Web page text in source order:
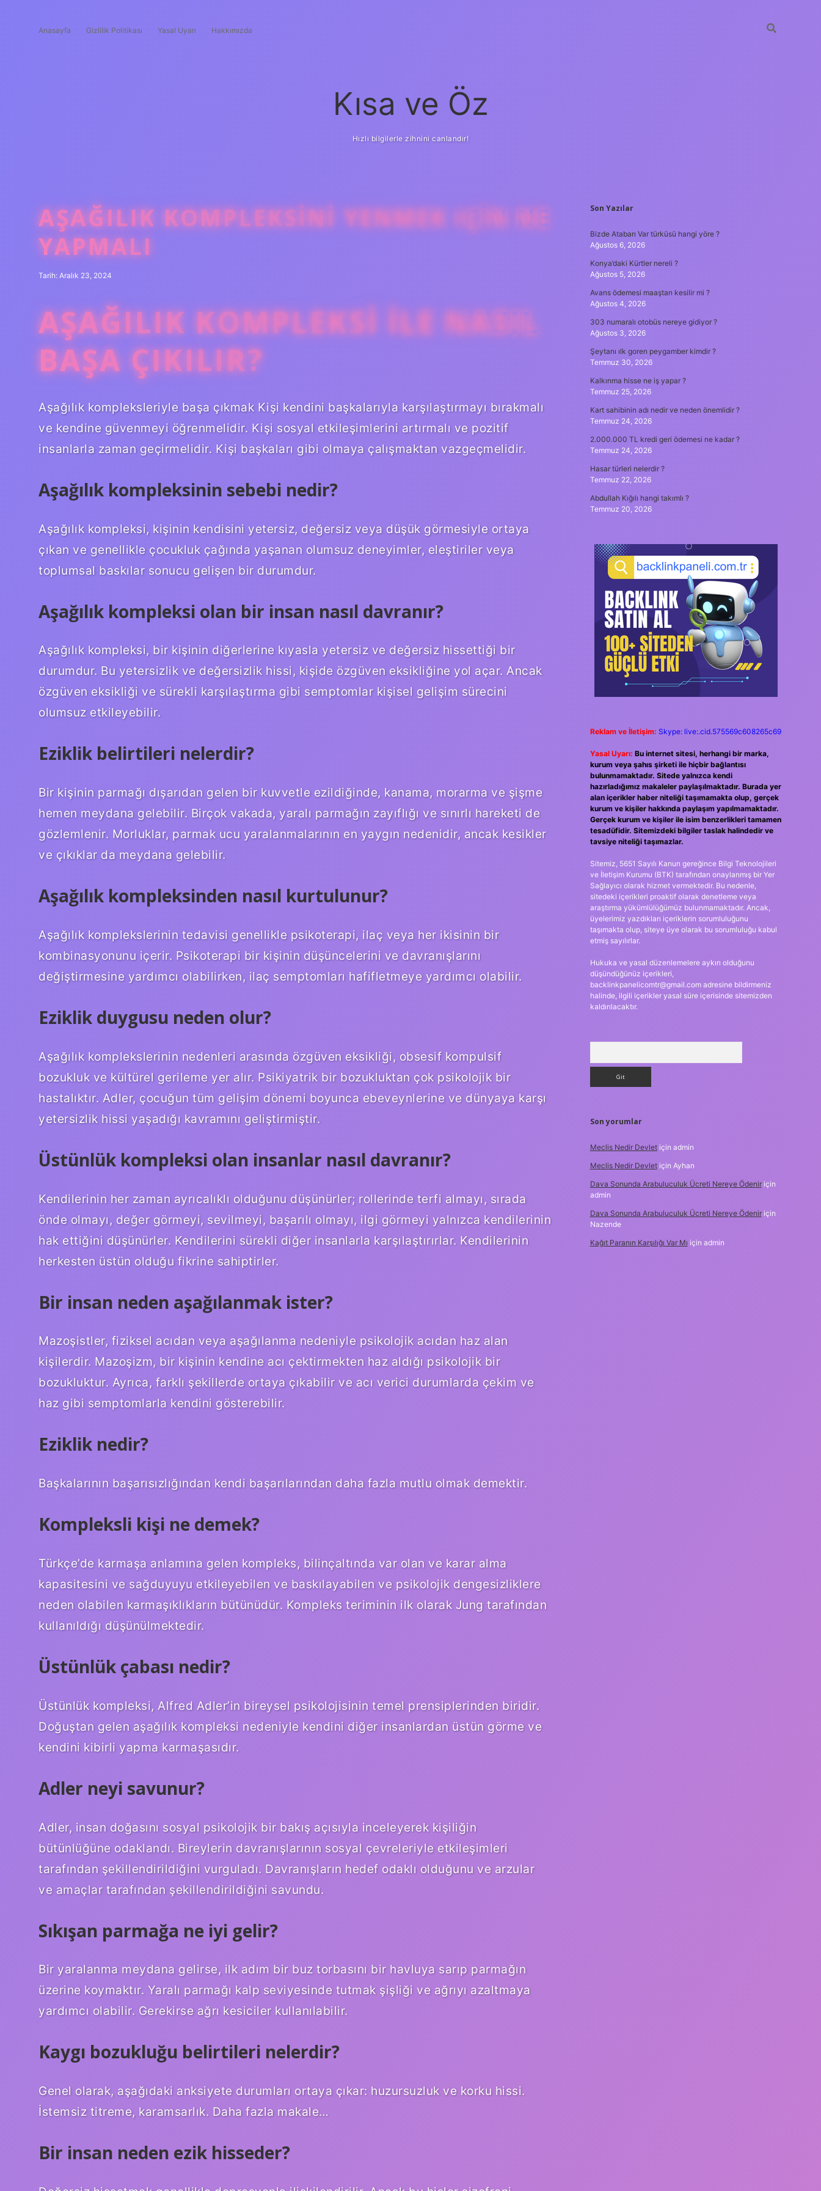
Anasayfa Gizlilik Politikası Yasal Uyarı Hakkımızda
Kısa ve Öz
Hızlı bilgilerle zihnini canlandır!
AŞAĞILIK KOMPLEKSINI YENMEK IÇIN NE
YAPMALI
Tarih: Aralık 23, 2024
AŞAĞILIK KOMPLEKSI ILE NASIL
BAŞA ÇIKILIR?
Aşağılık kompleksleriyle başa çıkmak Kişi kendini başkalarıyla karşılaştırmayı bırakmalı
ve kendine güvenmeyi öğrenmelidir. Kişi sosyal etkileşimlerini artırmalı ve pozitif
insanlarla zaman geçirmelidir. Kişi başkaları gibi olmaya çalışmaktan vazgeçmelidir.
Aşağılık kompleksinin sebebi nedir?
Aşağılık kompleksi, kişinin kendisini yetersiz, değersiz veya düşük görmesiyle ortaya
çıkan ve genellikle çocukluk çağında yaşanan olumsuz deneyimler, eleştiriler veya
toplumsal baskılar sonucu gelişen bir durumdur.
Aşağılık kompleksi olan bir insan nasıl davranır?
Aşağılık kompleksi, bir kişinin diğerlerine kıyasla yetersiz ve değersiz hissettiği bir
durumdur. Bu yetersizlik ve değersizlik hissi, kişide özgüven eksikliğine yol açar. Ancak
özgüven eksikliği ve sürekli karşılaştırma gibi semptomlar kişisel gelişim sürecini
olumsuz etkileyebilir.
Eziklik belirtileri nelerdir?
Bir kişinin parmağı dışarıdan gelen bir kuvvetle ezildiğinde, kanama, morarma ve şişme
hemen meydana gelebilir. Birçok vakada, yaralı parmağın zayıflığı ve sınırlı hareketi de
gözlemlenir. Morluklar, parmak ucu yaralanmalarının en yaygın nedenidir, ancak kesikler
ve çıkıklar da meydana gelebilir.
Aşağılık kompleksinden nasıl kurtulunur?
Aşağılık komplekslerinin tedavisi genellikle psikoterapi, ilaç veya her ikisinin bir
kombinasyonunu içerir. Psikoterapi bir kişinin düşüncelerini ve davranışlarını
değiştirmesine yardımcı olabilirken, ilaç semptomları hafifletmeye yardımcı olabilir.
Eziklik duygusu neden olur?
Aşağılık komplekslerinin nedenleri arasında özgüven eksikliği, obsesif kompulsif
bozukluk ve kültürel gerileme yer alır. Psikiyatrik bir bozukluktan çok psikolojik bir
hastalıktır. Adler, çocuğun tüm gelişim dönemi boyunca ebeveynlerine ve dünyaya karşı
yetersizlik hissi yaşadığı kavramını geliştirmiştir.
Üstünlük kompleksi olan insanlar nasıl davranır?
Kendilerinin her zaman ayrıcalıklı olduğunu düşünürler; rollerinde terfi almayı, sırada
önde olmayı, değer görmeyi, sevilmeyi, başarılı olmayı, ilgi görmeyi yalnızca kendilerinin
hak ettiğini düşünürler. Kendilerini sürekli diğer insanlarla karşılaştırırlar. Kendilerinin
herkesten üstün olduğu fikrine sahiptirler.
Bir insan neden aşağılanmak ister?
Mazoşistler, fiziksel acıdan veya aşağılanma nedeniyle psikolojik acıdan haz alan
kişilerdir. Mazoşizm, bir kişinin kendine acı çektirmekten haz aldığı psikolojik bir
bozukluktur. Ayrıca, farklı şekillerde ortaya çıkabilir ve acı verici durumlarda çekim ve
haz gibi semptomlarla kendini gösterebilir.
Eziklik nedir?
Başkalarının başarısızlığından kendi başarılarından daha fazla mutlu olmak demektir.
Kompleksli kişi ne demek?
Türkçe’de karmaşa anlamına gelen kompleks, bilinçaltında var olan ve karar alma
kapasitesini ve sağduyuyu etkileyebilen ve baskılayabilen ve psikolojik dengesizliklere
neden olabilen karmaşıklıkların bütünüdür. Kompleks teriminin ilk olarak Jung tarafından
kullanıldığı düşünülmektedir.
Üstünlük çabası nedir?
Üstünlük kompleksi, Alfred Adler’in bireysel psikolojisinin temel prensiplerinden biridir.
Doğuştan gelen aşağılık kompleksi nedeniyle kendini diğer insanlardan üstün görme ve
kendini kibirli yapma karmaşasıdır.
Adler neyi savunur?
Adler, insan doğasını sosyal psikolojik bir bakış açısıyla inceleyerek kişiliğin
bütünlüğüne odaklandı. Bireylerin davranışlarının sosyal çevreleriyle etkileşimleri
tarafından şekillendirildiğini vurguladı. Davranışların hedef odaklı olduğunu ve arzular
ve amaçlar tarafından şekillendirildiğini savundu.
Sıkışan parmağa ne iyi gelir?
Bir yaralanma meydana gelirse, ilk adım bir buz torbasını bir havluya sarıp parmağın
üzerine koymaktır. Yaralı parmağı kalp seviyesinde tutmak şişliği ve ağrıyı azaltmaya
yardımcı olabilir. Gerekirse ağrı kesiciler kullanılabilir.
Kaygı bozukluğu belirtileri nelerdir?
Genel olarak, aşağıdaki anksiyete durumları ortaya çıkar: huzursuzluk ve korku hissi.
İstemsiz titreme, karamsarlık. Daha fazla makale…
Bir insan neden ezik hisseder?
SIDEBAR
Son Yazılar
Bizde Atabarı Var türküsü hangi yöre ?
Ağustos 6, 2026
Konya’daki Kürtler nereli ?
Ağustos 5, 2026
Avans ödemesi maaştan kesilir mi ?
Ağustos 4, 2026
303 numaralı otobüs nereye gidiyor ?
Ağustos 3, 2026
Şeytanı ılk goren peygamber kimdir ?
Temmuz 30, 2026
Kalkınma hisse ne iş yapar ?
Temmuz 25, 2026
Kart sahibinin adı nedir ve neden önemlidir ?
Temmuz 24, 2026
2.000.000 TL kredi geri ödemesi ne kadar ?
Temmuz 24, 2026
Hasar türleri nelerdir ?
Temmuz 22, 2026
Abdullah Kığılı hangi takımlı ?
Temmuz 20, 2026
Reklam ve İletişim: Skype: live:.cid.575569c608265c69
Yasal Uyarı: Bu internet sitesi, herhangi bir marka,
kurum veya şahıs şirketi ile hiçbir bağlantısı
bulunmamaktadır. Sitede yalnızca kendi
hazırladığımız makaleler paylaşılmaktadır. Burada yer
alan içerikler haber niteliği taşımamakta olup, gerçek
kurum ve kişiler hakkında paylaşım yapılmamaktadır.
Gerçek kurum ve kişiler ile isim benzerlikleri tamamen
tesadüfidir. Sitemizdeki bilgiler taslak halindedir ve
tavsiye niteliği taşımazlar.
Sitemiz, 5651 Sayılı Kanun gereğince Bilgi Teknolojileri
ve İletişim Kurumu (BTK) tarafından onaylanmış bir Yer
Sağlayıcı olarak hizmet vermektedir. Bu nedenle,
sitedeki içerikleri proaktif olarak denetleme veya
araştırma yükümlülüğümüz bulunmamaktadır. Ancak,
üyelerimiz yazdıkları içeriklerin sorumluluğunu
taşımakta olup, siteye üye olarak bu sorumluluğu kabul
etmiş sayılırlar.
Hukuka ve yasal düzenlemelere aykırı olduğunu
düşündüğünüz içerikleri,
backlinkpanelicomtr@gmail.comadresine bildirmeniz
halinde, ilgili içerikler yasal süre içerisinde sitemizden
kaldırılacaktır.
Son yorumlar
Meclis Nedir Devletiçin admin
Meclis Nedir Devletiçin Ayhan
Dava Sonunda Arabuluculuk Ücreti Nereye Ödeniriçin
admin
Dava Sonunda Arabuluculuk Ücreti Nereye Ödeniriçin
Nazende
Kağıt Paranın Karşılığı Var Mı için admin